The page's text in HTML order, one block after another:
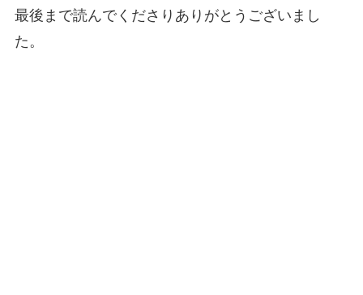
最後まで読んでくださりありがとうございまし
た。